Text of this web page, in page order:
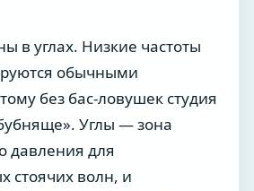
в углах. Низкие частоты
обычными
без бас-ловушек студия
Углы — зона
давления для
стоячих волн, и